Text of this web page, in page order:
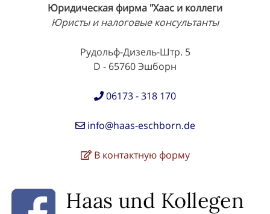
Юридическая фирма "Хаас и коллеги
Юристы и налоговые консультанты
Рудольф-Дизель-Штр. 5
D - 65760 Эшборн
06173 - 318 170
info@haas-eschborn.de
В контактную форму